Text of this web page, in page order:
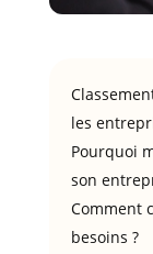
les
Pourquoi
son
Comment
besoins ?